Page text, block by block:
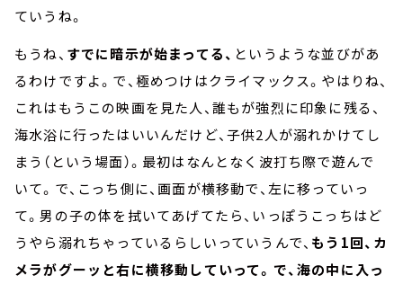
ていうね。
もうね、 すでに暗示が始まってる、 というような並びがあ
るわけですよ。で、極めつけはクライマックス。やはりね、
これはもうこの映画を見た人、誰もが強烈に印象に残る、
海水浴に行ったはいいんだけど、子供2人が溺れかけてし
まう（という場面）。最初はなんとなく波打ち際で遊んで
いて。で、こっち側に、画面が横移動で、左に移っていっ
て。男の子の体を拭いてあげてたら、いっぽうこっちはど
うやら溺れちゃっているらしいっていうんで、 もう1回、カ
メラがグーッと右に横移動していって。で、海の中に入っ